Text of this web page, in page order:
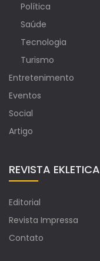
Política
Saúde
Tecnologia
Turismo
Entretenimento
Eventos
Social
Artigo
REVISTA EKLETICA
Editorial
Revista Impressa
Contato